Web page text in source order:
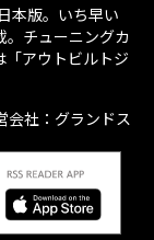
本版。いち早い
チューニングカ
「アウトビルトジ
社：グランドス